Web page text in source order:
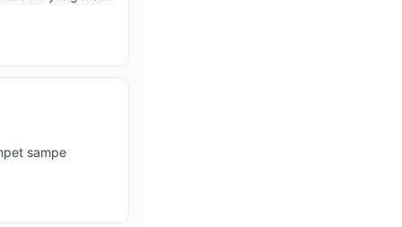
sampe